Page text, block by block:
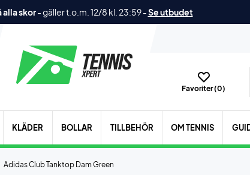
alla skor-gäller t.o.m. 12/8 kl. 23:59-Se utbudet
Favoriter (0)
KLÄDER BOLLAR TILLBEHÖR OM TENNIS
Adidas Club Tanktop Dam Green